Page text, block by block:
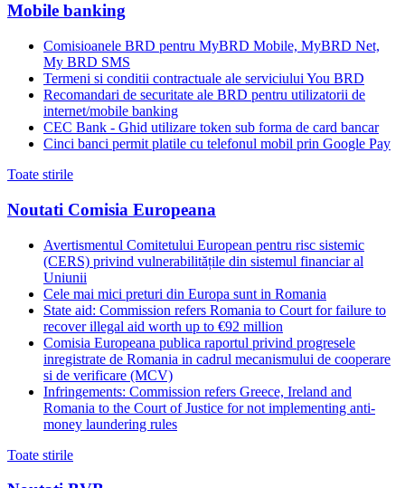
Mobile banking
Comisioanele BRD pentru MyBRD Mobile, MyBRD Net,
My BRD SMS
Termeni si conditii contractuale ale serviciului You BRD
Recomandari de securitate ale BRD pentru utilizatorii de
internet/mobile banking
CEC Bank - Ghid utilizare token sub forma de card bancar
Cinci banci permit platile cu telefonul mobil prin Google Pay
Toate stirile
Noutati Comisia Europeana
Avertismentul Comitetului European pentru risc sistemic
(CERS) privind vulnerabilitățile din sistemul financiar al
Uniunii
Cele mai mici preturi din Europa sunt in Romania
State aid: Commission refers Romania to Court for failure to
recover illegal aid worth up to €92 million
Comisia Europeana publica raportul privind progresele
inregistrate de Romania in cadrul mecanismului de cooperare
si de verificare (MCV)
Infringements: Commission refers Greece, Ireland and
Romania to the Court of Justice for not implementing anti-
money laundering rules
Toate stirile